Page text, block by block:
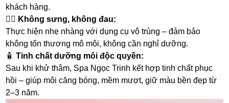
khách hàng.
💆‍♀️ Không sưng, không đau:
Thực hiện nhẹ nhàng với dụng cụ vô trùng – đảm bảo
không tổn thương mô môi, không cần nghỉ dưỡng.
🧴Tinh chất dưỡng môi độc quyền:
Sau khi khử thâm, Spa Ngọc Trinh kết hợp tinh chất phục
hồi – giúp môi căng bóng, mềm mượt, giữ màu bền đẹp từ
2–3 năm.